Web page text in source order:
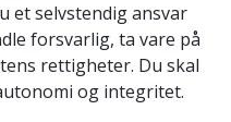
et selvstendig ansvar
forsvarlig, ta vare på
rettigheter. Du skal
og integritet.